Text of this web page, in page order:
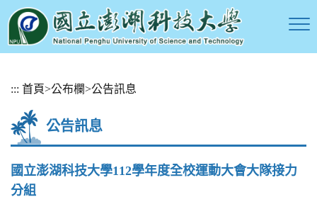
::: 首頁>公布欄>公告訊息
公告訊息
國立澎湖科技大學112學年度全校運動大會大隊接力
分組